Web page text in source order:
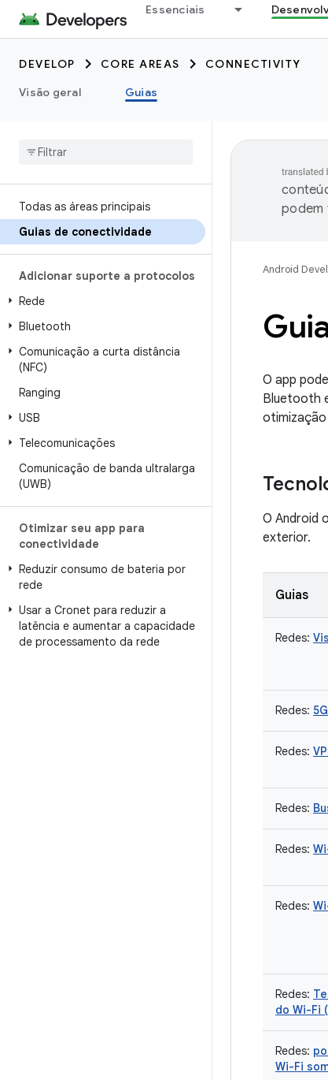
Essenciais
DEVELOP CORE AREAS
CONNECTIVITY
Visão geral
Guias
Todas as áreas principais
Guias de conectividade
Adicionar suporte a protocolos
Rede
Bluetooth
Comunicação a curta distância
(NFC)
Ranging
USB
Telecomunicações
Comunicação de banda ultralarga
(UWB)
Otimizar seu app para
conectividade
Reduzir consumo de bateria por
rede
Usar a Cronet para reduzir a
latência e aumentar a capacidade
de processamento da rede
podem
Android
O app
Bluetooth
O Android
exterior.
Guias
Redes:
Redes: 5G
Redes:
Redes:
Redes:
Redes:
Redes:
do Wi-Fi
Redes:
Wi-Fi